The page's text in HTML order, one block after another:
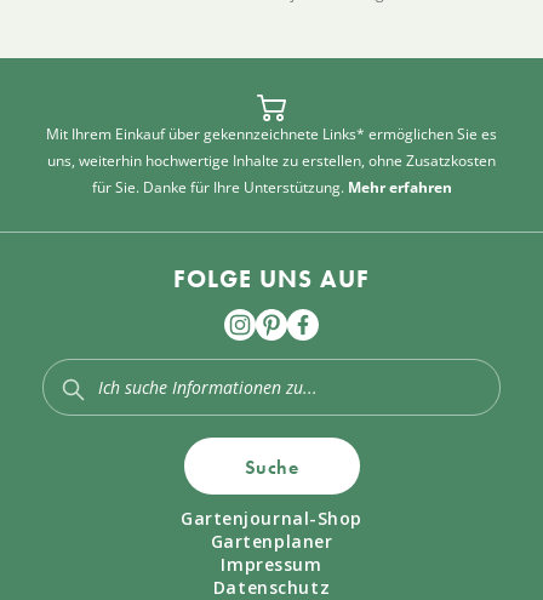
Mit Ihrem Einkauf über gekennzeichnete Links* ermöglichen Sie es
uns, weiterhin hochwertige Inhalte zu erstellen, ohne Zusatzkosten
für Sie. Danke für Ihre Unterstützung. Mehr erfahren
FOLGE UNS AUF
Suche
Gartenjournal-Shop
Gartenplaner
Impressum
Datenschutz